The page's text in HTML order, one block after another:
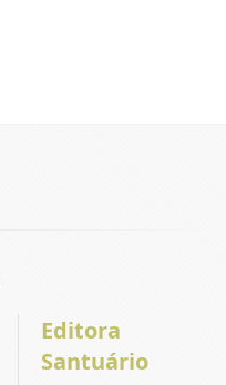
Editora
Santuário